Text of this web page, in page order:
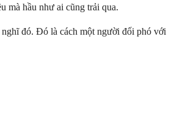
mà hầu như ai cũng trải qua.
đó. Đó là cách một người đối phó với